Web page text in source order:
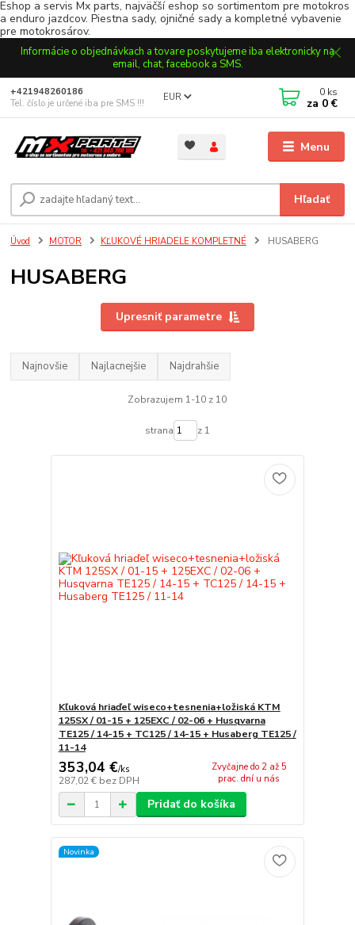
Eshop a servis Mx parts, najväčší eshop so sortimentom pre motokros
a enduro jazdcov. Piestna sady, ojničné sady a kompletné vybavenie
pre motokrosárov.
Informácie o objednávkach a tovare poskytujeme iba elektronicky na
email, chat, facebook a SMS.
Menu
EUR
Hľadať
+421948260186
Tel. číslo je určené iba pre SMS !!!
0 ks
za 0 €
Úvod MOTOR KĽUKOVÉ HRIADELE KOMPLETNÉ HUSABERG
HUSABERG
Upresniť parametre
Najnovšie Najlacnejšie Najdrahšie
Zobrazujem 1-10 z 10
strana z 1
Kľuková hriaďeľ wiseco+tesnenia+ložiská KTM
125SX / 01-15 + 125EXC / 02-06 + Husqvarna
TE125 / 14-15 + TC125 / 14-15 + Husaberg TE125 /
11-14
353,04 €/ks
287,02 € bez DPH
Zvyčajne do 2 až 5
prac. dní u nás
Pridať do košíka
Novinka